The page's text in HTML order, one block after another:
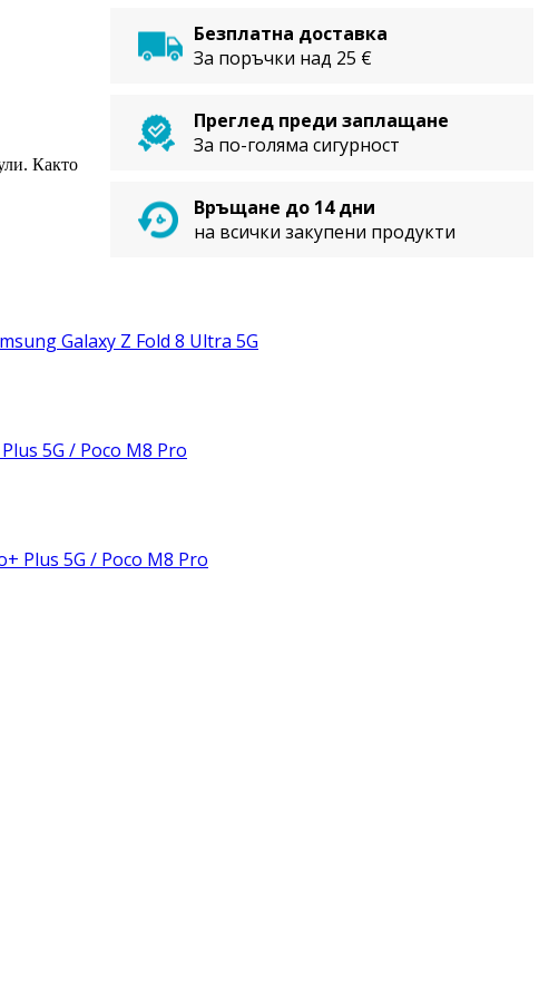
Безплатна доставка
За поръчки над 25 €
Преглед преди заплащане
За по-голяма сигурност
Връщане до 14 дни
на всички закупени продукти
Както
Galaxy Z Fold 8 Ultra 5G
5G / Poco M8 Pro
Plus 5G / Poco M8 Pro